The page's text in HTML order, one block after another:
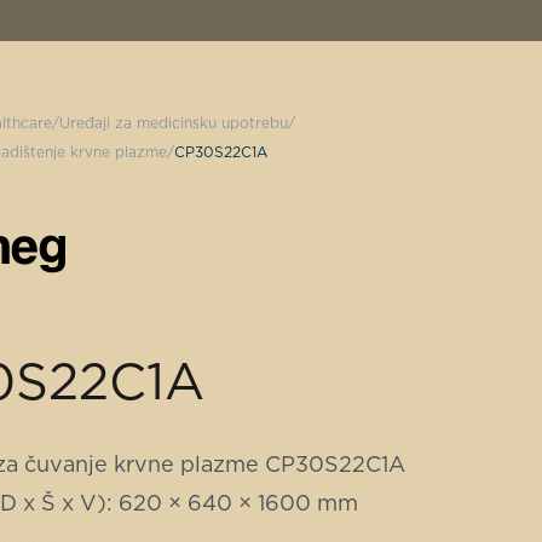
Uređaji za medicinsku upotrebu
krvne plazme CP30S22C1A
čuvanje krvne plazme CP30S22C1A
x Š x V): 620 × 640 × 1600 mm